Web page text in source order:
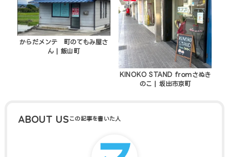
からだメンテ 町のてもみ屋さ
ん | 飯山町
KINOKO STAND fromさぬき
のこ | 坂出市京町
ABOUT US